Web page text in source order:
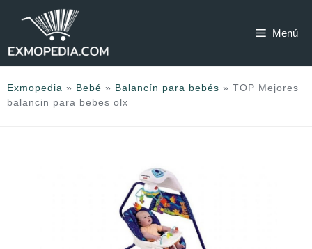
Menú
Exmopedia » Bebé » Balancín para bebés » TOP Mejores
balancin para bebes olx